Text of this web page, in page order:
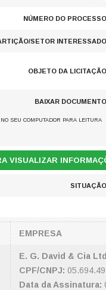
NÚMERO DO
SETOR
OBJETO DA
BAIXAR
SEU COMPUTADOR PARA LEITURA
VISUALIZAR
EMPRESA
E. G. David & Cia
CPF/CNPJ:
Data da Assinatura: